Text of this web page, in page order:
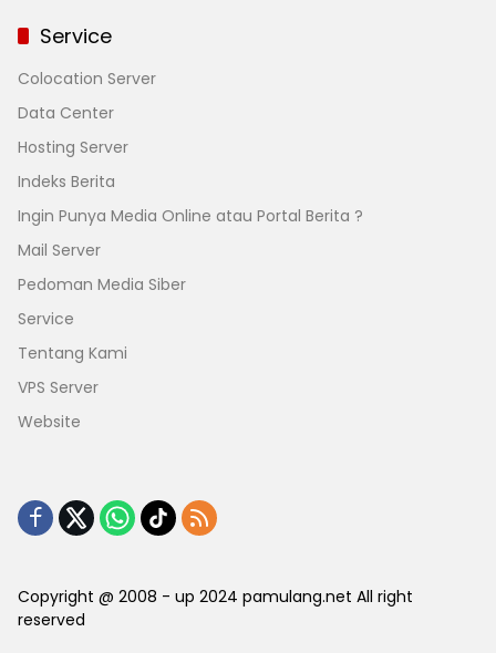
Service
Colocation Server
Data Center
Hosting Server
Indeks Berita
Ingin Punya Media Online atau Portal Berita ?
Mail Server
Pedoman Media Siber
Service
Tentang Kami
VPS Server
Website
Copyright @ 2008 - up 2024 pamulang.net All right
reserved